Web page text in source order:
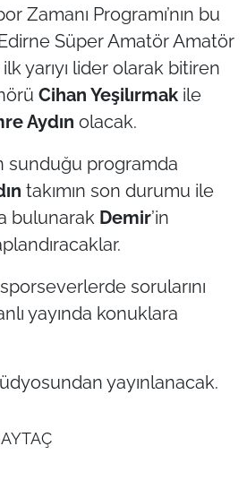
Zamanı Programı’nın bu
Süper Amatör Amatör
yarıyı lider olarak bitiren
Cihan Yeşilırmakile
Aydın olacak.
sunduğu programda
takımın son durumu ile
bulunarak Demir’in
sorularını
yayında konuklara
yayınlanacak.